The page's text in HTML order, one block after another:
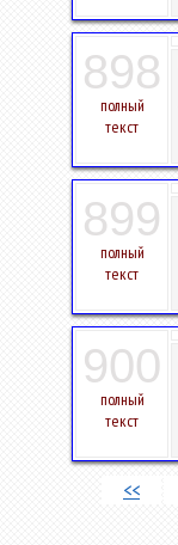
898
полный
текст
899
полный
текст
900
полный
текст
<<